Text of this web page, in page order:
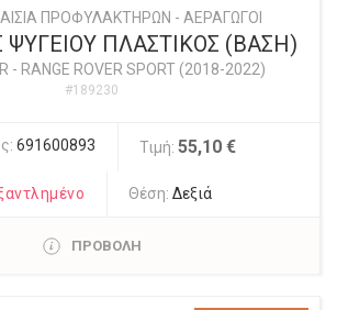
ΠΡΟΦΥΛΑΚΤΗΡΩΝ - ΑΕΡΑΓΩΓΟΙ
ΨΥΓΕΙΟΥ ΠΛΑΣΤΙΚΟΣ (ΒΑΣΗ)
- RANGE ROVER SPORT (2018-2022)
#189230
691600893 Τιμή: 55,10 €
Θέση:Δεξιά
ΠΡΟΒΟΛΗ